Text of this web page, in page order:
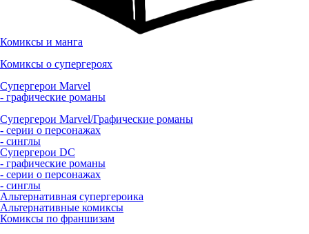
Комиксы и манга
Комиксы о супергероях
Супергерои Marvel
- графические романы
Супергерои Marvel/Графические романы
- серии о персонажах
- синглы
Супергерои DC
- графические романы
- серии о персонажах
- синглы
Альтернативная супергероика
Альтернативные комиксы
Комиксы по франшизам